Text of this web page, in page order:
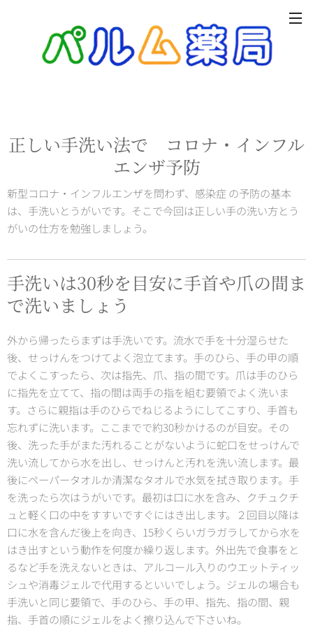
正しい手洗い法で コロナ・インフル
エンザ予防
新型コロナ・インフルエンザを問わず、感染症 の予防の基本
は、手洗いとうがいです。そこで今回は正しい手の洗い方とう
がいの仕方を勉強しましょう。
手洗いは30秒を目安に手首や爪の間ま
で洗いましょう
外から帰ったらまずは手洗いです。流水で手を十分湿らせた
後、せっけんをつけてよく泡立てます。手のひら、手の甲の順
でよくこすったら、次は指先、爪、指の間です。爪は手のひら
に指先を立てて、指の間は両手の指を組む要領でよく洗いま
す。さらに親指は手のひらでねじるようにしてこすり、手首も
忘れずに洗います。ここまでで約30秒かけるのが目安。その
後、洗った手がまた汚れることがないように蛇口をせっけんで
洗い流してから水を出し、せっけんと汚れを洗い流します。最
後にペーパータオルか清潔なタオルで水気を拭き取ります。手
を洗ったら次はうがいです。最初は口に水を含み、クチュクチ
ュと軽く口の中をすすいですぐにはき出します。２回目以降は
口に水を含んだ後上を向き、15秒くらいガラガラしてから水を
はき出すという動作を何度か繰り返します。外出先で食事をと
るなど手を洗えないときは、アルコール入りのウエットティッ
シュや消毒ジェルで代用するといいでしょう。ジェルの場合も
手洗いと同じ要領で、手のひら、手の甲、指先、指の間、親
指、手首の順にジェルをよく擦り込んで下さいね。